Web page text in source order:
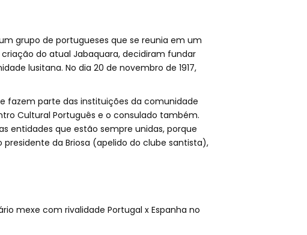
grupo de portugueses que se reunia em um
do atual Jabaquara, decidiram fundar
lusitana. No dia 20 de novembro de 1917,
fazem parte das instituições da comunidade
Cultural Português e o consulado também.
entidades que estão sempre unidas, porque
da Briosa (apelido do clube santista),